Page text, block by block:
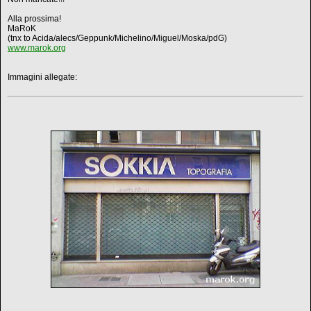
Alla prossima!
MaRoK
(tnx to Acida/alecs/Geppunk/Michelino/Miguel/Moska/pdG)
www.marok.org
Immagini allegate: